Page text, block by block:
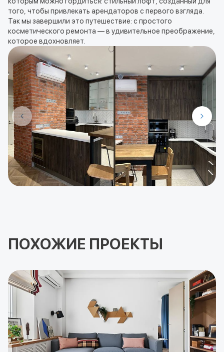
того, чтобы привлекать арендаторов с первого взгляда.
Так мы завершили это путешествие: с простого
косметического ремонта — в удивительное преображение,
которое вдохновляет.
ПОХОЖИЕ ПРОЕКТЫ